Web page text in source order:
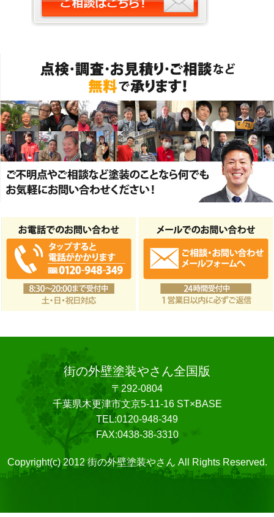
街の外壁塗装やさん全国版
〒292-0804
千葉県木更津市文京5-11-16 ST×BASE
TEL:0120-948-349
FAX:0438-38-3310
Copyright(c) 2012 街の外壁塗装やさん All Rights Reserved.